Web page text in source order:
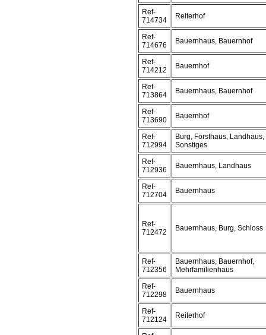
Ref-
714734
Reiterhof
Ref-
714676
Bauernhaus, Bauernhof
Ref-
714212
Bauernhof
Ref-
713864
Bauernhaus, Bauernhof
Ref-
713690
Bauernhof
Ref-
712994
Burg, Forsthaus, Landhaus,
Sonstiges
Ref-
712936
Bauernhaus, Landhaus
Ref-
712704
Bauernhaus
Ref-
712472
Bauernhaus, Burg, Schloss
Ref-
712356
Bauernhaus, Bauernhof,
Mehrfamilienhaus
Ref-
712298
Bauernhaus
Ref-
712124
Reiterhof